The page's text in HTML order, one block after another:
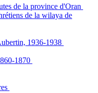
de la province d'Oran
de la wilaya de
1936-1938
1870